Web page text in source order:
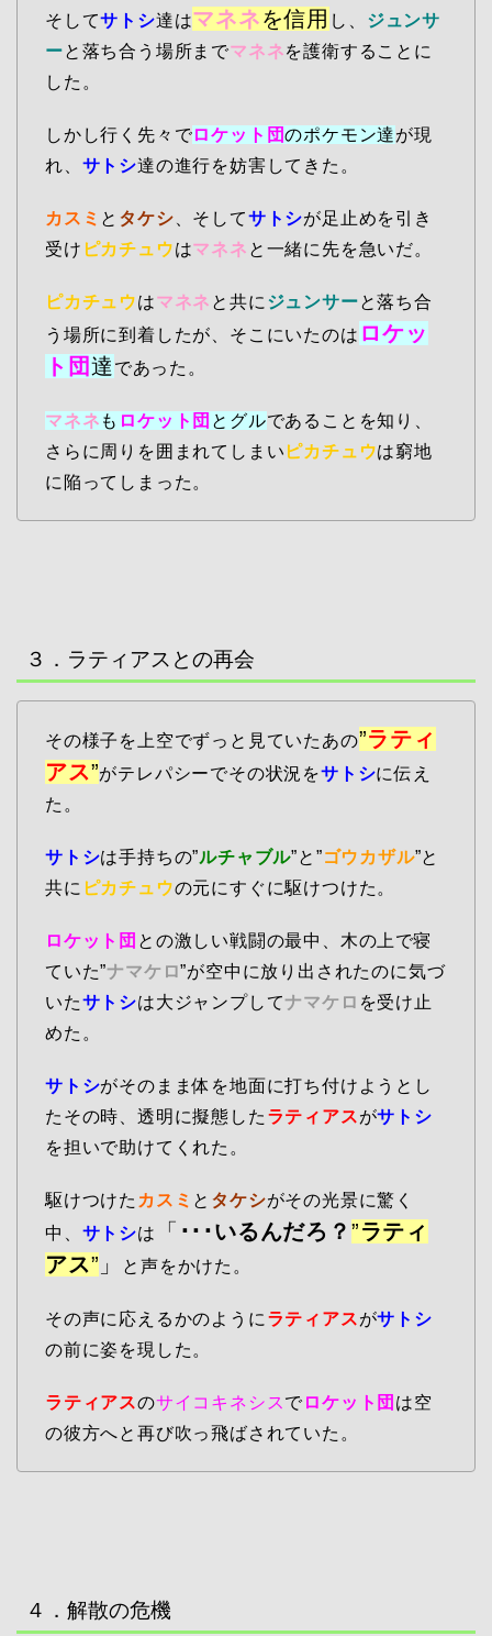
そしてサトシ達はマネネを信用 し、 ジュンサ
ーと落ち合う場所までマネネを護衛することに
した。
しかし行く先々でロケット団のポケモン達が現
れ、 サトシ達の進行を妨害してきた。
カスミ と タケシ 、そしてサトシが足止めを引き
受け ピカチュウはマネネ と一緒に先を急いだ。
ピカチュウはマネネ と共に ジュンサーと落ち合
う場所に到着したが、そこにいたのは ロケッ
ト団達 であった。
マネネ も ロケット団 とグルであることを知り、
さらに周りを囲まれてしまい ピカチュウは窮地
に陥ってしまった。
３．ラティアスとの再会
その様子を上空でずっと見ていたあの”ラティ
アス”がテレパシーでその状況をサトシに伝え
た。
サトシは手持ちの”ルチャブル”と”ゴウカザル”と
共に ピカチュウの元にすぐに駆けつけた。
ロケット団 との激しい戦闘の最中、木の上で寝
ていた”ナマケロ”が空中に放り出されたのに気づ
いたサトシは大ジャンプしてナマケロ を受け止
めた。
サトシがそのまま体を地面に打ち付けようとし
たその時、透明に擬態した ラティアスがサトシ
を担いで助けてくれた。
駆けつけた カスミ と タケシがその光景に驚く
中、 サトシは 「 ･･･いるんだろ？ ”ラティ
アス” 」 と声をかけた。
その声に応えるかのように ラティアスがサトシ
の前に姿を現した。
ラティアスのサイコキネシスで ロケット団 は空
の彼方へと再び吹っ飛ばされていた。
４．解散の危機